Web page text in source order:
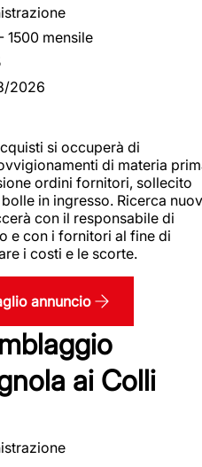
1500 mensile
2026
si occuperà di
di materia
ordini fornitori, sollecito
in ingresso. Ricerca
con il responsabile di
e con i fornitori al fine di
i costi e le scorte.
annuncio
ai Colli